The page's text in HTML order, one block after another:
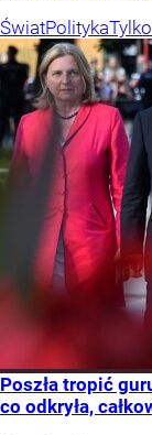
ŚwiatPolityka
Poszła tropić
co odkryła,